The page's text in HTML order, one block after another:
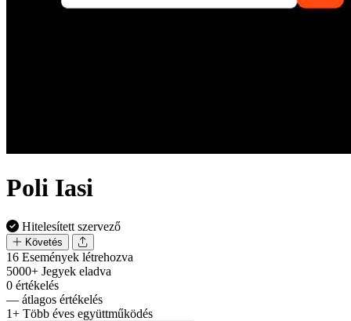
Poli Iasi
Hitelesített szervező
Követés
16 Események létrehozva
5000+ Jegyek eladva
0 értékelés
— átlagos értékelés
1+ Több éves együttműködés